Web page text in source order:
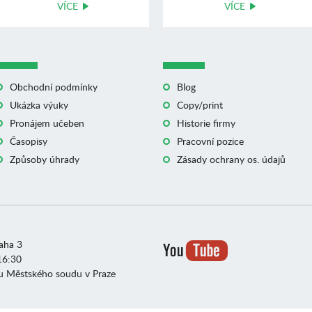
VÍCE VÍCE
Obchodní podmínky
Ukázka výuky
Pronájem učeben
Časopisy
Způsoby úhrady
Blog
Copy/print
Historie firmy
Pracovní pozice
Zásady ochrany os. údajů
3
Městského soudu v Praze